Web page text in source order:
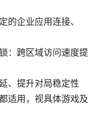
的企业应用连接、
：跨区域访问速度提
、提升对局稳定性
适用，视具体游戏及